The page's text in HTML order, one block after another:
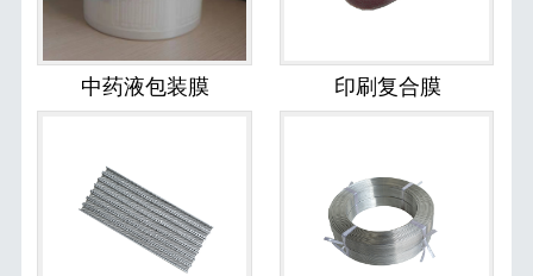
中药液包装膜 印刷复合膜